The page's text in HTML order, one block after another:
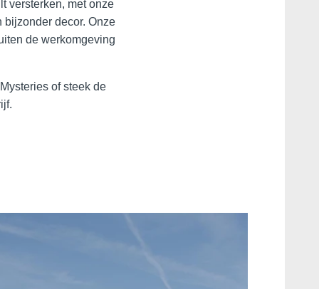
versterken, met onze
decor. Onze
de werkomgeving
of steek de